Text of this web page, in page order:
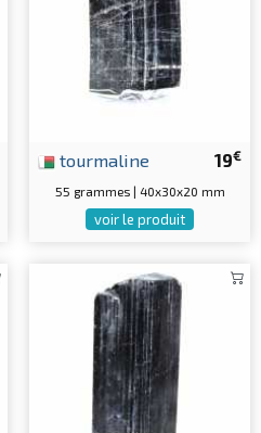
19€
tourmaline
55 grammes | 40x30x20 mm
voir le produit